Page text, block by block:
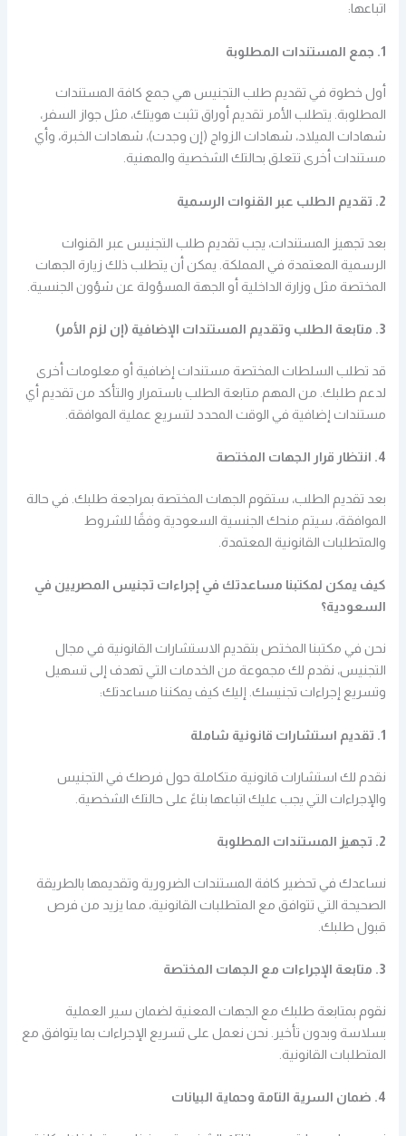
اتباعها:
1. جمع المستندات المطلوبة
أول خطوة في تقديم طلب التجنيس هي جمع كافة المستندات
المطلوبة. يتطلب الأمر تقديم أوراق تثبت هويتك، مثل جواز السفر،
شهادات الميلاد، شهادات الزواج (إن وجدت)، شهادات الخبرة، وأي
مستندات أخرى تتعلق بحالتك الشخصية والمهنية.
2. تقديم الطلب عبر القنوات الرسمية
بعد تجهيز المستندات، يجب تقديم طلب التجنيس عبر القنوات
الرسمية المعتمدة في المملكة. يمكن أن يتطلب ذلك زيارة الجهات
المختصة مثل وزارة الداخلية أو الجهة المسؤولة عن شؤون الجنسية.
3. متابعة الطلب وتقديم المستندات الإضافية (إن لزم الأمر)
قد تطلب السلطات المختصة مستندات إضافية أو معلومات أخرى
لدعم طلبك. من المهم متابعة الطلب باستمرار والتأكد من تقديم أي
مستندات إضافية في الوقت المحدد لتسريع عملية الموافقة.
4. انتظار قرار الجهات المختصة
بعد تقديم الطلب، ستقوم الجهات المختصة بمراجعة طلبك. في حالة
الموافقة، سيتم منحك الجنسية السعودية وفقًا للشروط
والمتطلبات القانونية المعتمدة.
كيف يمكن لمكتبنا مساعدتك في إجراءات تجنيس المصريين في
السعودية؟
نحن في مكتبنا المختص بتقديم الاستشارات القانونية في مجال
التجنيس، نقدم لك مجموعة من الخدمات التي تهدف إلى تسهيل
وتسريع إجراءات تجنيسك. إليك كيف يمكننا مساعدتك:
1. تقديم استشارات قانونية شاملة
نقدم لك استشارات قانونية متكاملة حول فرصك في التجنيس
والإجراءات التي يجب عليك اتباعها بناءً على حالتك الشخصية.
2. تجهيز المستندات المطلوبة
نساعدك في تحضير كافة المستندات الضرورية وتقديمها بالطريقة
الصحيحة التي تتوافق مع المتطلبات القانونية، مما يزيد من فرص
قبول طلبك.
3. متابعة الإجراءات مع الجهات المختصة
نقوم بمتابعة طلبك مع الجهات المعنية لضمان سير العملية
بسلاسة وبدون تأخير. نحن نعمل على تسريع الإجراءات بما يتوافق مع
المتطلبات القانونية.
4. ضمان السرية التامة وحماية البيانات